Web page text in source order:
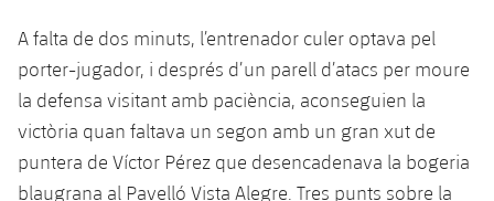
Fotos
Història
Palmarès
Infantil
Aleví
Actualitat
Masculí
Femení
Bàsquet en cadira de rodes
plusicon
més
Actualitat
Jugadors
Hockey gel
plusicon
més
Actualitat
Hoquei herba
A falta de dos minuts, l’entrenador culer optava pel
porter-jugador, i després d’un parell d’atacs per moure
la defensa visitant amb paciència, aconseguien la
victòria quan faltava un segon amb un gran xut de
puntera de Víctor Pérez que desencadenava la bogeria
blaugrana al Pavelló Vista Alegre. Tres punts sobre la